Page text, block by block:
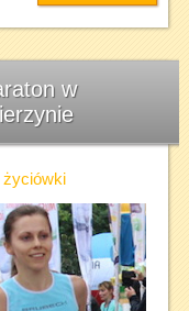
w
życiówki